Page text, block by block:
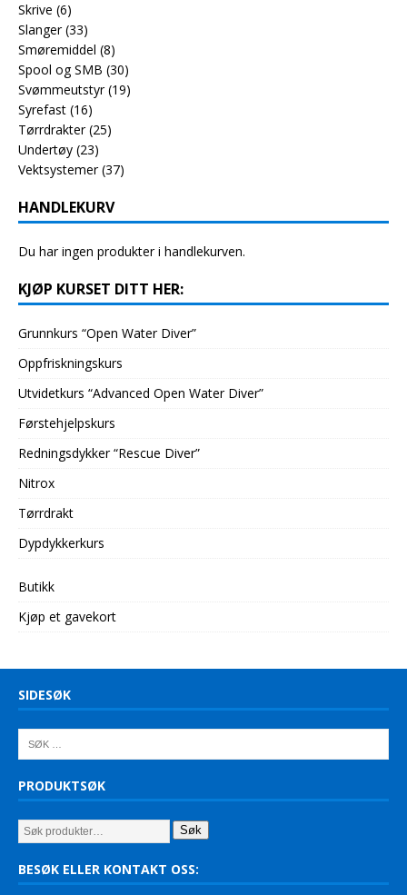
Skrive (6)
Slanger (33)
Smøremiddel (8)
Spool og SMB (30)
Svømmeutstyr (19)
Syrefast (16)
Tørrdrakter (25)
Undertøy (23)
Vektsystemer (37)
HANDLEKURV
Du har ingen produkter i handlekurven.
KJØP KURSET DITT HER:
Grunnkurs “Open Water Diver”
Oppfriskningskurs
Utvidetkurs “Advanced Open Water Diver”
Førstehjelpskurs
Redningsdykker “Rescue Diver”
Nitrox
Tørrdrakt
Dypdykkerkurs
Butikk
Kjøp et gavekort
SIDESØK
PRODUKTSØK
Søk
BESØK ELLER KONTAKT OSS: